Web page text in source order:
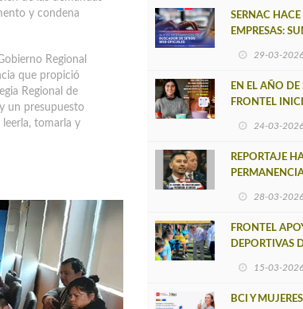
y condena
Regional
que propició
Regional de
un presupuesto
tomarla y
SERNAC
EMPRESAS:
29-03-2026
EN EL AÑO
FRONTEL
24-03-2026
REPORTAJE
28-03-2026
FRONTEL
DEPORTIVAS
15-03-2026
BCI Y